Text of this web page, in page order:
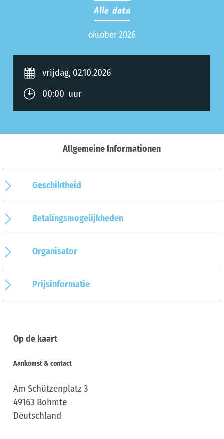
Alle data
oktober 2026
vrijdag, 02.10.2026
00:00 uur
Allgemeine Informationen
Geschiktheid
Betalingsmogelijkheden
Organisator
Prijsinformatie
Op de kaart
Aankomst & contact
Am Schützenplatz 3
49163 Bohmte
Deutschland